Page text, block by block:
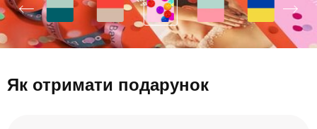
Як отримати подарунок